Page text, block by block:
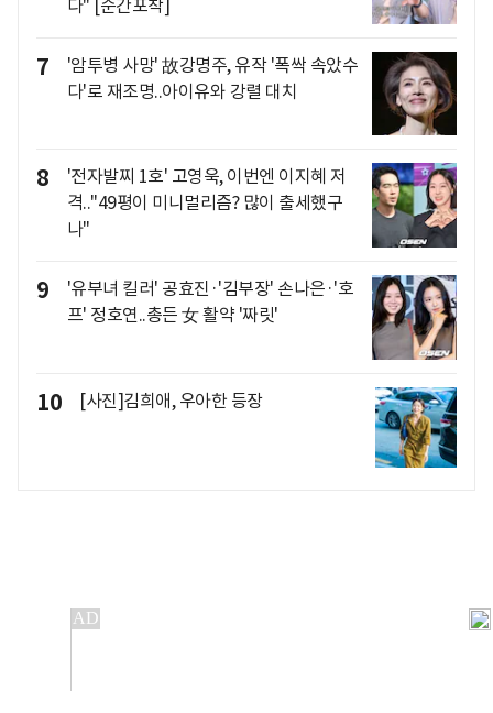
다" [순간포착]
7
'암투병 사망' 故강명주, 유작 '폭싹 속았수
다'로 재조명..아이유와 강렬 대치
8
'전자발찌 1호' 고영욱, 이번엔 이지혜 저
격.."49평이 미니멀리즘? 많이 출세했구
나"
9
'유부녀 킬러' 공효진·'김부장' 손나은·'호
프' 정호연..총든 女 활약 '짜릿'
10 [사진]김희애, 우아한 등장